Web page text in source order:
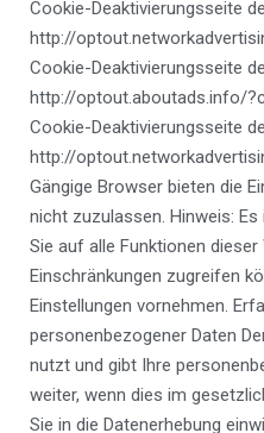
Cookie-Deaktivierungsseite
http://
Cookie-Deaktivierungsseite
http://optout.aboutads.info/
Cookie-Deaktivierungsseite
http://
Gängige Browser bieten die
nicht zuzulassen. Hinweis:
Sie auf alle Funktionen dieser
Einschränkungen zugreifen
Einstellungen vornehmen.
personenbezogener Daten
nutzt und gibt Ihre
weiter, wenn dies im
Sie in die Datenerhebung